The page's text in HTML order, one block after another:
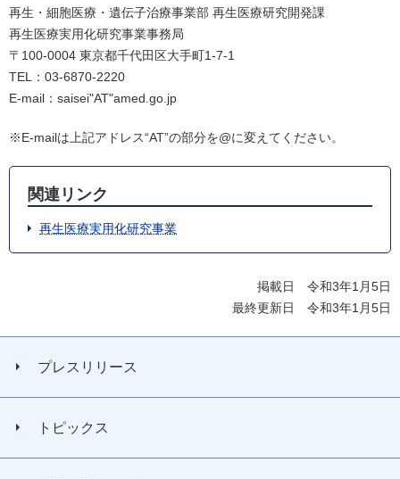
再生・細胞医療・遺伝子治療事業部 再生医療研究開発課
再生医療実用化研究事業事務局
〒100-0004 東京都千代田区大手町1-7-1
TEL：03-6870-2220
E-mail：saisei"AT"amed.go.jp
※E-mailは上記アドレス“AT”の部分を@に変えてください。
関連リンク
再生医療実用化研究事業
掲載日 令和3年1月5日
最終更新日 令和3年1月5日
プレスリリース
トピックス